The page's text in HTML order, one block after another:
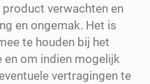
verwachten en
en ongemak. Het is
te houden bij het
en om indien mogelijk
vertragingen te